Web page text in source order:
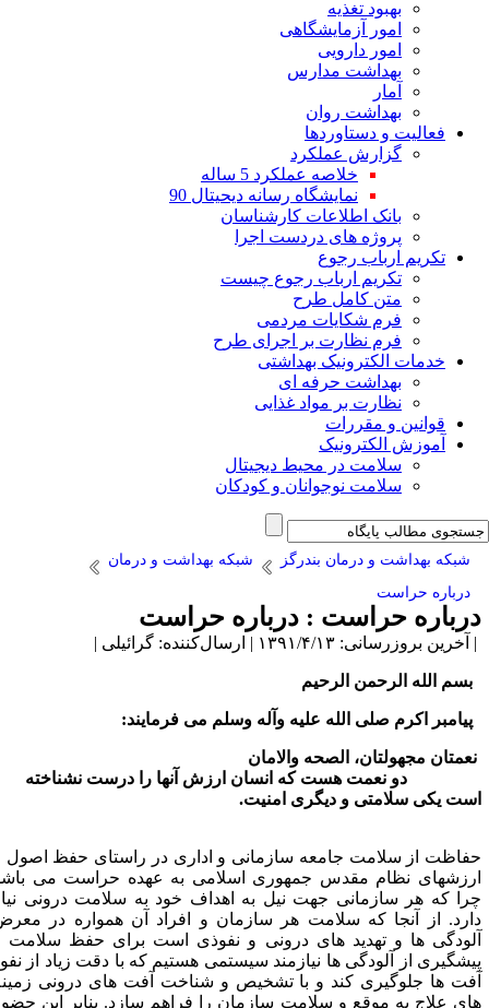
بهبود تغذیه
امور آزمایشگاهی
امور دارویی
بهداشت مدارس
آمار
بهداشت روان
فعالیت و دستاوردها
گزارش عملکرد
خلاصه عملکرد 5 ساله
نمایشگاه رسانه دیحیتال 90
بانک اطلاعات کارشناسان
پروژه های دردست اجرا
تکریم ارباب رجوع
تکریم ارباب رجوع چیست
متن کامل طرح
فرم شکایات مردمی
فرم نظارت بر اجرای طرح
خدمات الکترونیک بهداشتی
بهداشت حرفه ای
نظارت بر مواد غذایی
قوانین و مقررات
آموزش الکترونیک
سلامت در محیط دیجیتال
سلامت نوجوانان و کودکان
شبکه بهداشت و درمان بندرگز
شبکه بهداشت و درمان
درباره حراست
حراست : درباره حراست
بروزرسانی: ۱۳۹۱/۴/۱۳ | ارسال‌کننده: گرائیلی |
الله الرحمن الرحیم
اکرم صلی الله علیه وآله وسلم می فرمایند:
مجهولتان، الصحه والامان
نعمت هست که انسان ارزش آنها را درست نشناخته
یکی سلامتی و دیگری امنیت.
از سلامت جامعه سازمانی و اداری در راستای حفظ اصول و
نظام مقدس جمهوری اسلامی به عهده حراست می باشد
که هر سازمانی جهت نیل به اهداف خود به سلامت درونی نیاز
از آنجا که سلامت هر سازمان و افراد آن همواره در معرض
ها و تهدید های درونی و نفوذی است برای حفظ سلامت و
از آلودگی ها نیازمند سیستمی هستیم که با دقت زیاد از نفوذ
ها جلوگیری کند و با تشخیص و شناخت آفت های درونی زمینه
علاج به موقع و سلامت سازمان را فراهم سازد. بنابر این حضور